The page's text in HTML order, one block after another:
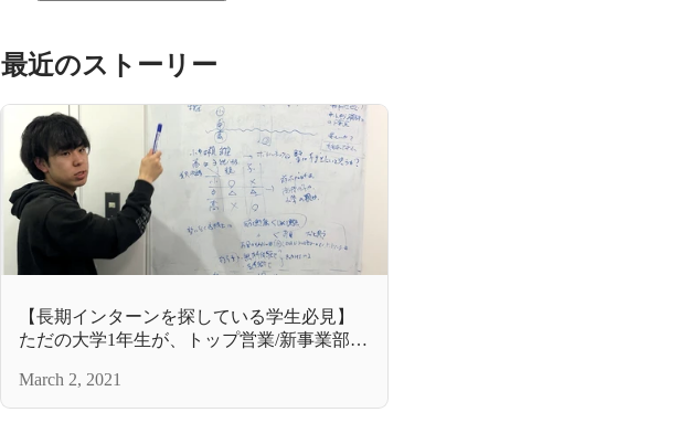
最近のストーリー
【長期インターンを探している学生必見】
ただの大学1年生が、トップ営業/新事業部立
とは？
March 2, 2021